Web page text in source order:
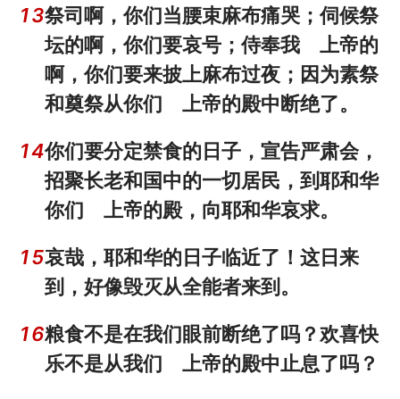
13祭司啊，你们当腰束麻布痛哭；伺候祭
坛的啊，你们要哀号；侍奉我 上帝的
啊，你们要来披上麻布过夜；因为素祭
和奠祭从你们 上帝的殿中断绝了。
14你们要分定禁食的日子，宣告严肃会，
招聚长老和国中的一切居民，到耶和华
你们 上帝的殿，向耶和华哀求。
15哀哉，耶和华的日子临近了！这日来
到，好像毁灭从全能者来到。
16粮食不是在我们眼前断绝了吗？欢喜快
乐不是从我们 上帝的殿中止息了吗？